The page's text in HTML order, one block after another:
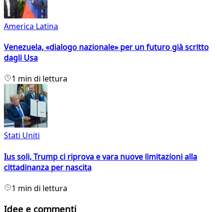
America Latina
Venezuela, «dialogo nazionale» per un futuro già scritto
dagli Usa
1 min di lettura
Stati Uniti
Ius soli, Trump ci riprova e vara nuove limitazioni alla
cittadinanza per nascita
1 min di lettura
Idee e commenti